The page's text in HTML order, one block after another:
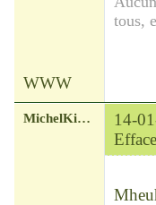
tous,
WWW
MichelKirsch 14-